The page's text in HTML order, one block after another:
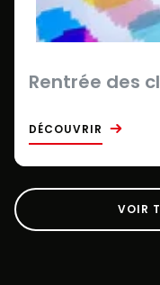
Rentrée des
DÉCOUVRIR
VOIR